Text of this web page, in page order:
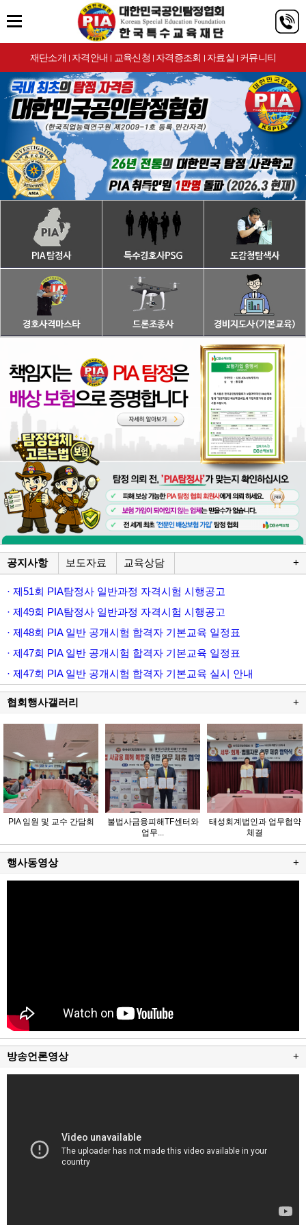
재단소개 | 자격안내 | 교육신청 | 자격증조회 | 자료실 | 커뮤니티
공지사항 보도자료 교육상담 +
· 제51회 PIA탐정사 일반과정 자격시험 시행공고
· 제49회 PIA탐정사 일반과정 자격시험 시행공고
· 제48회 PIA 일반 공개시험 합격자 기본교육 일정표
· 제47회 PIA 일반 공개시험 합격자 기본교육 일정표
· 제47회 PIA 일반 공개시험 합격자 기본교육 실시 안내
협회행사갤러리 +
PIA 임원 및 교수 간담회
불법사금융피해TF센터와
업무...
태성회계법인과 업무협약
체결
행사동영상 +
방송언론영상 +